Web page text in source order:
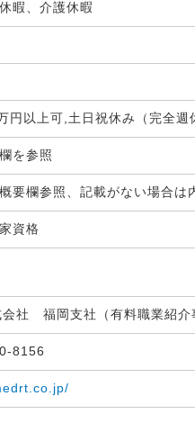
暇、介護休暇
円以上可,土日祝休み（完全
を参照
要欄参照、記載がない場合は
資格
会社 福岡支社（有料職業紹
8156